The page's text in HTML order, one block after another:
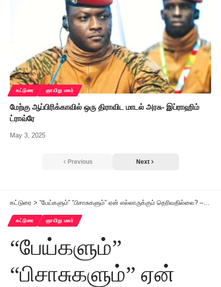
கட்டுரை ஞாயிறு மலர்
மேற்கு ஆப்பிரிக்காவில் ஒரு திராவிட மாடல் அரசு- இப்ராஹிம்
ட்ராவ்ரே
May 3, 2025
Previous Next
கட்டுரை > “பேய்களும்” “பிசாசுகளும்” ஏன் எல்லாருக்கும் தெரிவதில்லை? – நன்மாறன் திருநாவுக்கரசு
கட்டுரை ஞாயிறு மலர்
“பேய்களும்”
“பிசாசுகளும்” ஏன்